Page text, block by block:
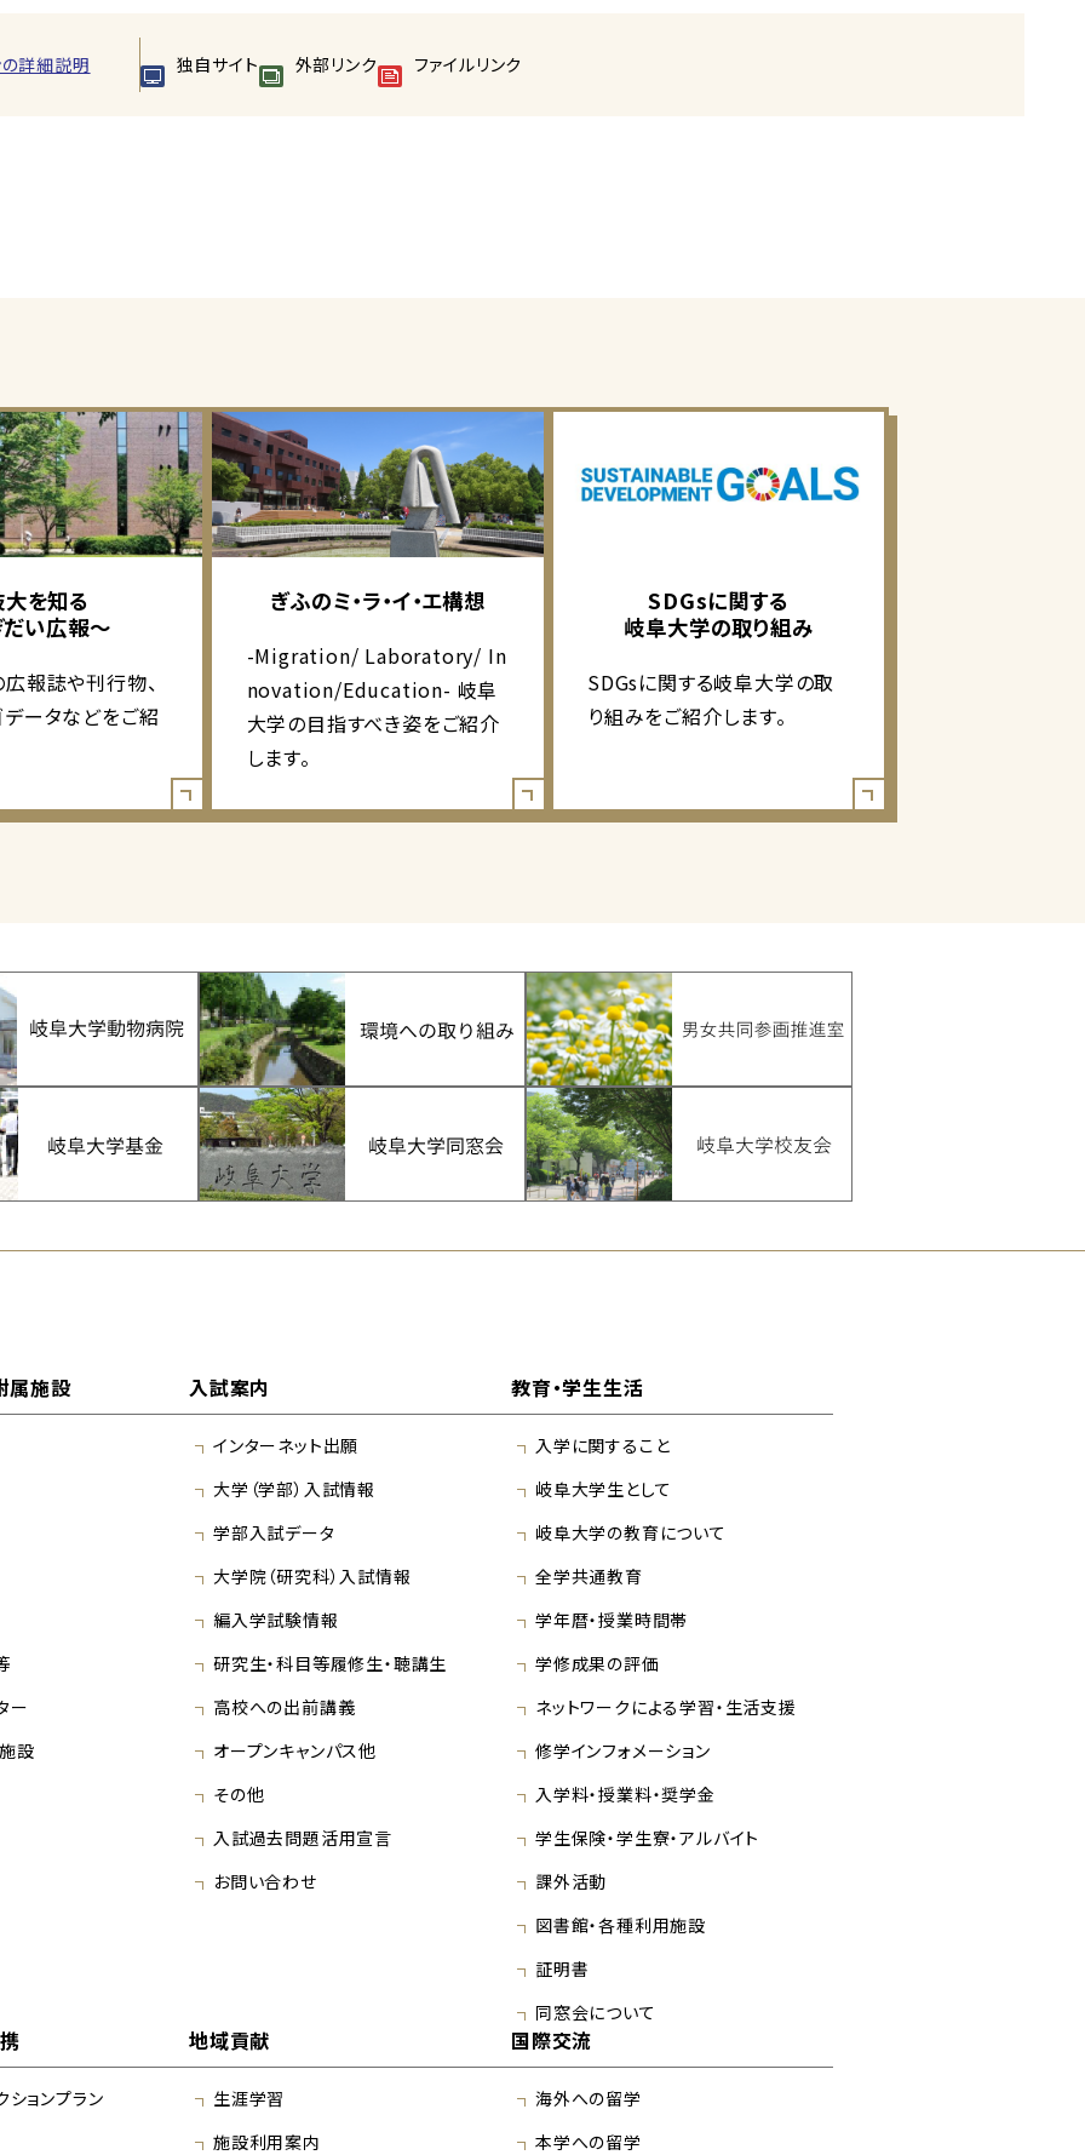
詳細説明 独自サイト 外部リンク ファイルリンク
を知る
い広報～
報誌や刊行物、
ータなどをご紹
ぎふのミ・ラ・イ・エ構想
-Migration/ Laboratory/ In
novation/Education- 岐阜
大学の目指すべき姿をご紹介
します。
SDGsに関する
岐阜大学の取り組み
SDGsに関する岐阜大学の取
り組みをご紹介します。
属施設
ー
設
入試案内
インターネット出願
大学（学部）入試情報
学部入試データ
大学院（研究科）入試情報
編入学試験情報
研究生・科目等履修生・聴講生
高校への出前講義
オープンキャンパス他
その他
入試過去問題活用宣言
お問い合わせ
教育・学生生活
入学に関すること
岐阜大学生として
岐阜大学の教育について
全学共通教育
学年暦・授業時間帯
学修成果の評価
ネットワークによる学習・生活支援
修学インフォメーション
入学料・授業料・奨学金
学生保険・学生寮・アルバイト
課外活動
図書館・各種利用施設
証明書
同窓会について
ョンプラン
地域貢献
生涯学習
施設利用案内
国際交流
海外への留学
本学への留学